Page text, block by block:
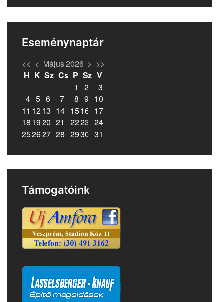
Eseménynaptár
<< < Május 2026 > >>
H K Sz Cs P Sz V
1
2
3
4 5 6 7 8 9
10
11 1213 14 1516 17
181920 21 2223 24
252627 28 2930 31
Támogatóink